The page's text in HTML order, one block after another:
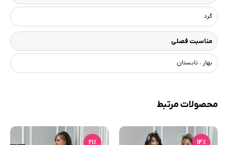
گرد
مناسبت فصلی
بهار ، تابستان
محصولات مرتبط
14٪ 21٪